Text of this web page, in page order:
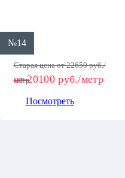
№14
Старая цена от 22650 руб./
метр
от 20100 руб./метр
Посмотреть